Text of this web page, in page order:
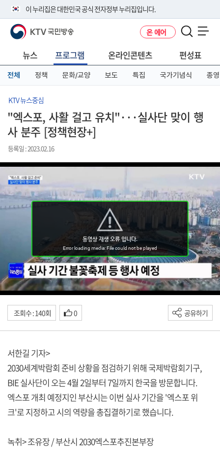
이 누리집은 대한민국 공식 전자정부 누리집입니다.
공식 누리집 주소 확인하기
니다.
이밖에 or.kr 또는 .kr등 다른 도메인 주소를 사용하고 있다면 아래 URL에
서 도메인 주소를 확인해 보세요
KTV 국민방송 온 에어
뉴스 프로그램 온라인콘텐츠 편성표
전체 정책 문화/교양 보도 특집 국가기념식 종영
KTV 뉴스중심
"엑스포, 사활 걸고 유치"···실사단 맞이 행
사 분주 [정책현장+]
등록일 : 2023.02.16
조회수 : 140회 0 공유하기
서한길 기자>
2030세계박람회 준비 상황을 점검하기 위해 국제박람회기구,
BIE 실사단이 오는 4월 2일부터 7일까지 한국을 방문합니다.
엑스포 개최 예정지인 부산시는 이번 실사 기간을 '엑스포 위
크'로 지정하고 시의 역량을 총집결하기로 했습니다.
녹취> 조유장 / 부산시 2030엑스포추진본부장